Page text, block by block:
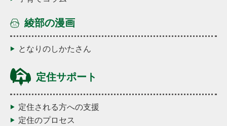
綾部の漫画
となりのしかたさん
定住サポート
定住される方への支援
定住のプロセス